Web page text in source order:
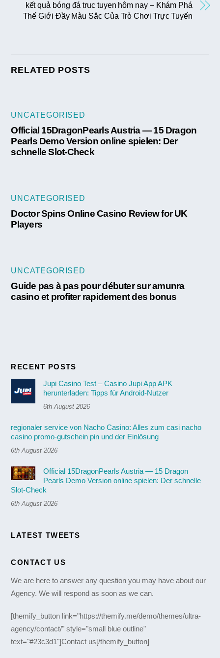
kết quả bóng đá truc tuyen hôm nay – Khám Phá
Thế Giới Đầy Màu Sắc Của Trò Chơi Trực Tuyến
RELATED POSTS
UNCATEGORISED
Official 15DragonPearls Austria — 15 Dragon
Pearls Demo Version online spielen: Der
schnelle Slot-Check
UNCATEGORISED
Doctor Spins Online Casino Review for UK
Players
UNCATEGORISED
Guide pas à pas pour débuter sur amunra
casino et profiter rapidement des bonus
RECENT POSTS
Jupi Casino Test – Casino Jupi App APK
herunterladen: Tipps für Android-Nutzer
6th August 2026
regionaler service von Nacho Casino: Alles zum casi nacho
casino promo-gutschein pin und der Einlösung
6th August 2026
Official 15DragonPearls Austria — 15 Dragon
Pearls Demo Version online spielen: Der schnelle
Slot-Check
6th August 2026
LATEST TWEETS
CONTACT US
We are here to answer any question you may have about our
Agency. We will respond as soon as we can.
[themify_button link="https://themify.me/demo/themes/ultra-
agency/contact/" style="small blue outline"
text="#23c3d1"]Contact us[/themify_button]